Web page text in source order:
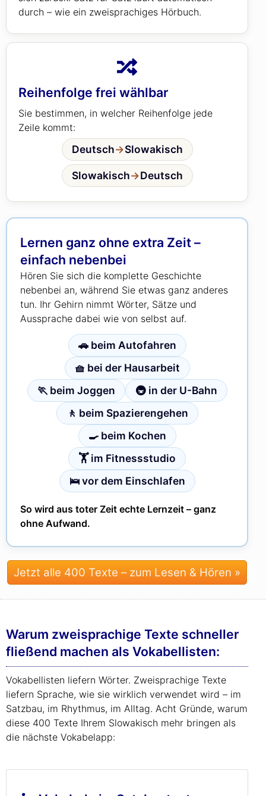
durch – wie ein zweisprachiges Hörbuch.
Reihenfolge frei wählbar
Sie bestimmen, in welcher Reihenfolge jede
Zeile kommt:
Deutsch→Slowakisch
Slowakisch→Deutsch
Lernen ganz ohne extra Zeit –
einfach nebenbei
Hören Sie sich die komplette Geschichte
nebenbei an, während Sie etwas ganz anderes
tun. Ihr Gehirn nimmt Wörter, Sätze und
Aussprache dabei wie von selbst auf.
🚗 beim Autofahren
🧺 bei der Hausarbeit
🏃 beim Joggen
🚇 in der U-Bahn
🚶 beim Spazierengehen
🍳 beim Kochen
🏋️ im Fitnessstudio
🛌 vor dem Einschlafen
So wird aus toter Zeit echte Lernzeit – ganz
ohne Aufwand.
Jetzt alle 400 Texte – zum Lesen & Hören »
Warum zweisprachige Texte schneller
fließend machen als Vokabellisten:
Vokabellisten liefern Wörter. Zweisprachige Texte
liefern Sprache, wie sie wirklich verwendet wird – im
Satzbau, im Rhythmus, im Alltag. Acht Gründe, warum
diese 400 Texte Ihrem Slowakisch mehr bringen als
die nächste Vokabelapp: